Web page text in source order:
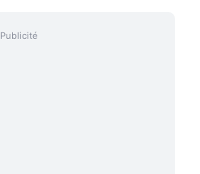
Publicité